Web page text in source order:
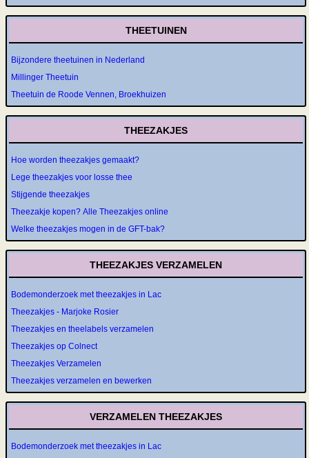
THEETUINEN
Bijzondere theetuinen in Nederland
Millinger Theetuin
Theetuin de Roode Vennen, Broekhuizen
THEEZAKJES
Hoe worden theezakjes gemaakt?
Lege theezakjes voor losse thee
Stijgende theezakjes
Theezakje kopen? Alle Theezakjes online
Welke theezakjes mogen in de GFT-bak?
THEEZAKJES VERZAMELEN
Bodemonderzoek met theezakjes in Lac
Theezakjes - Marjoke Rosier
Theezakjes en theelabels verzamelen
Theezakjes op Colnect
Theezakjes Verzamelen
Theezakjes verzamelen en bewerken
VERZAMELEN THEEZAKJES
Bodemonderzoek met theezakjes in Lac